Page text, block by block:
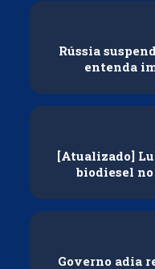
Rússia
entenda
[Atualizado]
biodiesel no
Governo adia